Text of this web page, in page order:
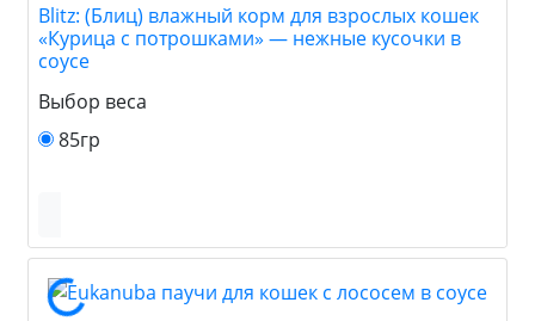
Blitz: (Блиц) влажный корм для взрослых кошек
«Курица с потрошками» — нежные кусочки в
соусе
Выбор веса
85гр